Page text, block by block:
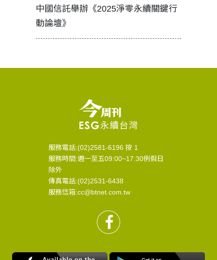
中國信託舉辦《2025淨零永續關鍵行
動論壇》
服務電話:(02)2581-6196 按 1
服務時間:週一至五09:00~17:30例假日
除外
傳真電話:(02)2531-6438
服務信箱:cc@btnet.com.tw